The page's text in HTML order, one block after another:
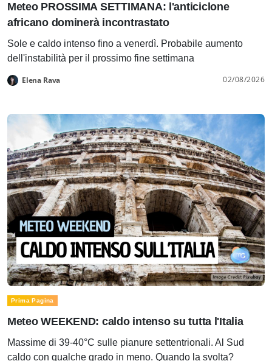
Meteo PROSSIMA SETTIMANA: l'anticiclone
africano dominerà incontrastato
Sole e caldo intenso fino a venerdì. Probabile aumento
dell'instabilità per il prossimo fine settimana
Elena Rava 02/08/2026
Prima Pagina
Meteo WEEKEND: caldo intenso su tutta l'Italia
Massime di 39-40°C sulle pianure settentrionali. Al Sud
caldo con qualche grado in meno. Quando la svolta?